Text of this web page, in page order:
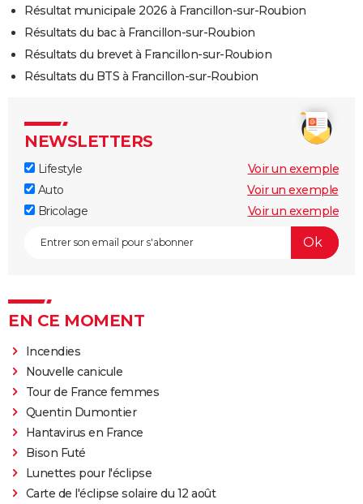
Résultat municipale 2026 à Francillon-sur-Roubion
Résultats du bac à Francillon-sur-Roubion
Résultats du brevet à Francillon-sur-Roubion
Résultats du BTS à Francillon-sur-Roubion
NEWSLETTERS
Lifestyle
Voir un exemple
Auto
Voir un exemple
Bricolage
Voir un exemple
EN CE MOMENT
Incendies
Nouvelle canicule
Tour de France femmes
Quentin Dumontier
Hantavirus en France
Bison Futé
Lunettes pour l'éclipse
Carte de l'éclipse solaire du 12 août